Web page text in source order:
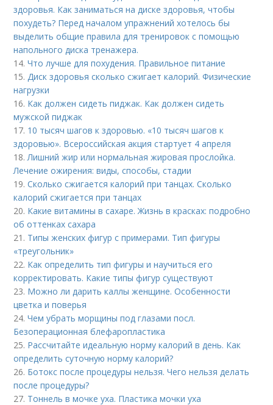
здоровья. Как заниматься на диске здоровья, чтобы
похудеть? Перед началом упражнений хотелось бы
выделить общие правила для тренировок с помощью
напольного диска тренажера.
14.Что лучше для похудения. Правильное питание
15.Диск здоровья сколько сжигает калорий. Физические
нагрузки
16. Как должен сидеть пиджак. Как должен сидеть
мужской пиджак
17. 10 тысяч шагов к здоровью. «10 тысяч шагов к
здоровью». Всероссийская акция стартует 4 апреля
18.Лишний жир или нормальная жировая прослойка.
Лечение ожирения: виды, способы, стадии
19.Сколько сжигается калорий при танцах. Сколько
калорий сжигается при танцах
20. Какие витамины в сахаре. Жизнь в красках: подробно
об оттенках сахара
21. Типы женских фигур с примерами. Тип фигуры
«треугольник»
22. Как определить тип фигуры и научиться его
корректировать. Какие типы фигур существуют
23. Можно ли дарить каллы женщине. Особенности
цветка и поверья
24.Чем убрать морщины под глазами посл.
Безоперационная блефаропластика
25. Рассчитайте идеальную норму калорий в день. Как
определить суточную норму калорий?
26. Ботокс после процедуры нельзя. Чего нельзя делать
после процедуры?
27. Тоннель в мочке уха. Пластика мочки уха